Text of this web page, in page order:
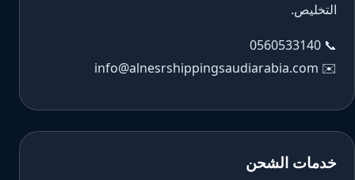
التخليص.
📞
0560533140
✉️
info@alnesrshippingsaudiarabia.com
خدمات الشحن